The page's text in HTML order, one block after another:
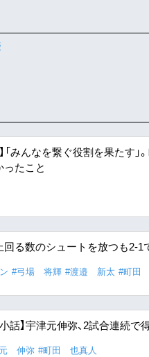
「みんなを繋ぐ役割を果たす
たこと
る数のシュートを放つも2-1
#弓場 将輝 #渡邉 新太 #町田
話】宇津元伸弥、2試合連続
伸弥 #町田 也真人